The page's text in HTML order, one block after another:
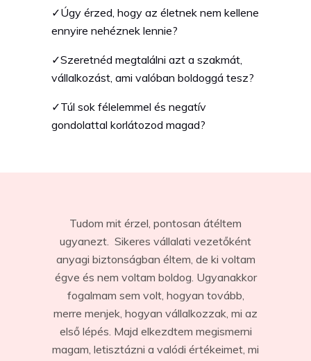
✓Úgy érzed, hogy az életnek nem kellene
ennyire nehéznek lennie?
✓Szeretnéd megtalálni azt a szakmát,
vállalkozást, ami valóban boldoggá tesz?
✓Túl sok félelemmel és negatív
gondolattal korlátozod magad?
Tudom mit érzel, pontosan átéltem
ugyanezt. Sikeres vállalati vezetőként
anyagi biztonságban éltem, de ki voltam
égve és nem voltam boldog. Ugyanakkor
fogalmam sem volt, hogyan tovább,
merre menjek, hogyan vállalkozzak, mi az
első lépés. Majd elkezdtem megismerni
magam, letisztázni a valódi értékeimet, mi